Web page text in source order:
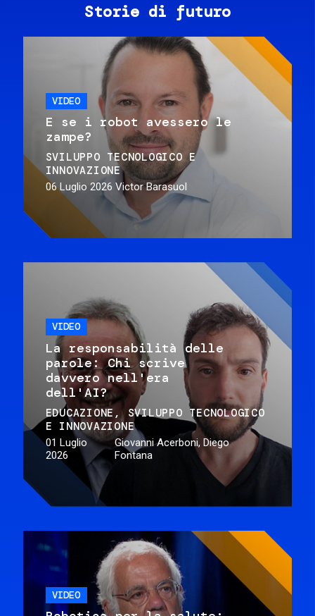
Storie di futuro
VIDEO
E se i robot avessero le
zampe?
SVILUPPO TECNOLOGICO E
INNOVAZIONE
06 Luglio 2026 Victor Barasuol
VIDEO
La responsabilità delle
parole: Chi scrive
davvero nell'era
dell'AI?
EDUCAZIONE
SVILUPPO TECNOLOGICO
E INNOVAZIONE
01 Luglio
2026
Giovanni Acerboni, Diego
Fontana
VIDEO